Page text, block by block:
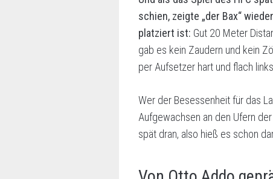
schien, zeigte „der Bax“
platziert ist: Gut 20 Meter
gab es kein Zaudern und kein
per Aufsetzer hart und flach
Wer der Besessenheit für das
Aufgewachsen an den Ufern
spät dran, also hieß es schon